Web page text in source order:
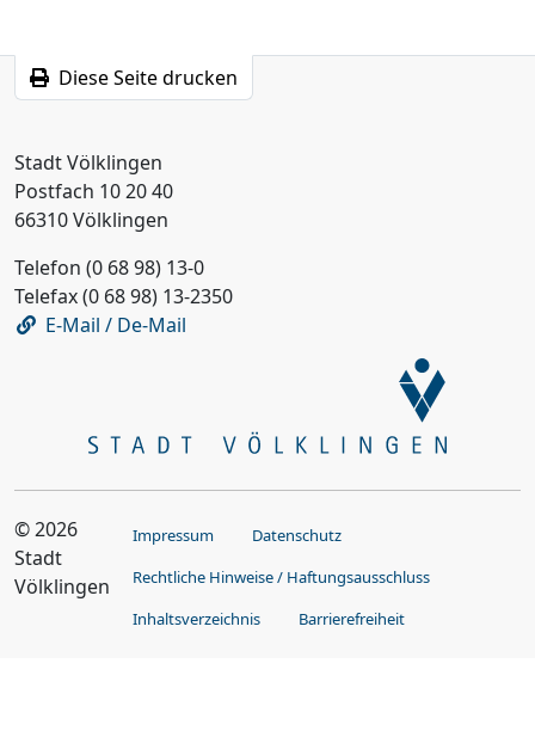
Diese Seite drucken
Stadt Völklingen
Postfach 10 20 40
66310 Völklingen
Telefon (0 68 98) 13-0
Telefax (0 68 98) 13-2350
E-Mail / De-Mail
© 2026
Stadt
Völklingen
Impressum
Datenschutz
Rechtliche Hinweise / Haftungsausschluss
Inhaltsverzeichnis
Barrierefreiheit